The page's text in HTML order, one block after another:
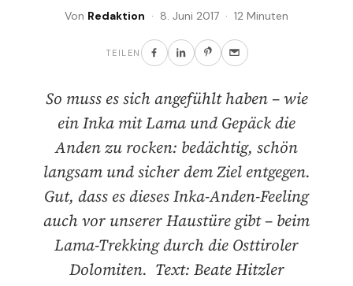
Von Redaktion · 8. Juni 2017 · 12 Minuten
TEILEN
So muss es sich angefühlt haben – wie
ein Inka mit Lama und Gepäck die
Anden zu rocken: bedächtig, schön
langsam und sicher dem Ziel entgegen.
Gut, dass es dieses Inka-Anden-Feeling
auch vor unserer Haustüre gibt – beim
Lama-Trekking durch die Osttiroler
Dolomiten. Text: Beate Hitzler